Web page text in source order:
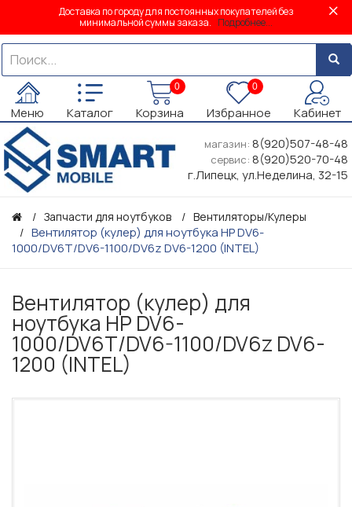
Доставка по городу для постоянных покупателей без
минимальной суммы заказа. Подробнее...
Меню Каталог
0
Корзина
0
Избранное Кабинет
магазин: 8(920)507-48-48
сервис: 8(920)520-70-48
г.Липецк, ул.Неделина, 32-15
Запчасти для ноутбуков Вентиляторы/Кулеры
Вентилятор (кулер) для ноутбука HP DV6-
1000/DV6T/DV6-1100/DV6z DV6-1200 (INTEL)
Вентилятор (кулер) для
ноутбука HP DV6-
1000/DV6T/DV6-1100/DV6z DV6-
1200 (INTEL)